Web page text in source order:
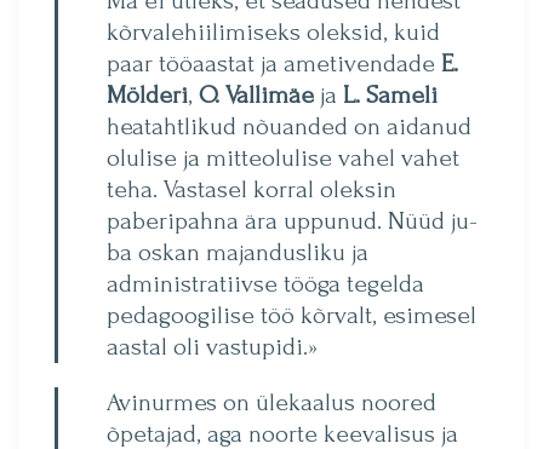
kõrvalehiilimiseks oleksid, kuid
paar tööaastat ja ametivendade E.
Mölderi, O. Vallimäe ja L. Sameli
heatahtlikud nõuanded on aidanud
olulise ja mitteolulise vahel vahet
teha. Vastasel korral oleksin
paberipahna ära uppunud. Nüüd ju­
ba oskan majandusliku ja
administratiivse tööga tegelda
pedagoogilise töö kõrvalt, esimesel
aastal oli vastupidi.»
Avinurmes on ülekaalus noored
õpetajad, aga noorte keevalisus ja